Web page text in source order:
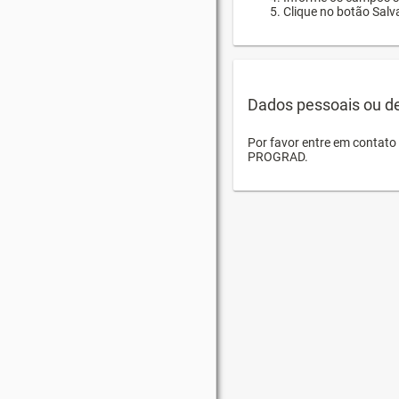
Clique no botão
Dados pessoais ou
Por favor entre em
PROGRAD.